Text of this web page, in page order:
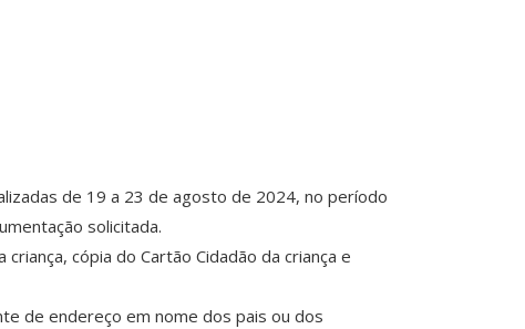
de 19 a 23 de agosto de 2024, no período
solicitada.
cópia do Cartão Cidadão da criança e
de endereço em nome dos pais ou dos